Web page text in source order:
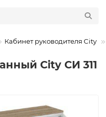
Кабинет руководителя City
City СИ 311